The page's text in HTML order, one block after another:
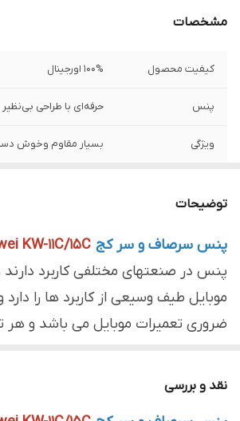
مشخصات
کیفیت محصول 100% اورجینال
پنس حرفه‌ای با طراحی بی‌نظیر
ویژگی بسیار مقاوم و‌خوش
توضیحات
پنس سرصاف و سر کج KW-11C/15C
پنس در صنعتهای مختلفی کاربرد دارند
موبایل طیف وسیعی از کاربرد ها را
ضروری تعمیرات موبایل می باشد و هر
استفاده نماید.از کاربردهای پنس در
نقد و بررسی